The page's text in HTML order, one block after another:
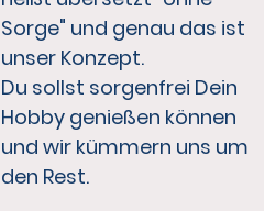
Sorge" und genau das ist
unser Konzept.
Du sollst sorgenfrei Dein
Hobby genießen können
und wir kümmern uns um
den Rest.